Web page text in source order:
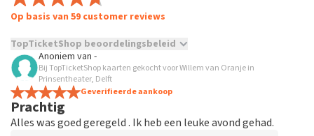
Op basis van 59 customer reviews
TopTicketShop beoordelingsbeleid
TopTicketShop verzamelt reviews van echte klanten. Het is
niet mogelijk om een review achter te laten als je geen
tickets hebt aangeschaft bij TopTicketShop. Reviews met
grof taalgebruik en/of onwaarheden worden niet geplaatst.
Het kan enkele weken duren voordat een review wordt
Anoniem van -
Bij TopTicketShop kaarten gekocht voor Willem van Oranje in
Prinsentheater, Delft
Geverifieerde aankoop
Prachtig
Alles was goed geregeld . Ik heb een leuke avond gehad.